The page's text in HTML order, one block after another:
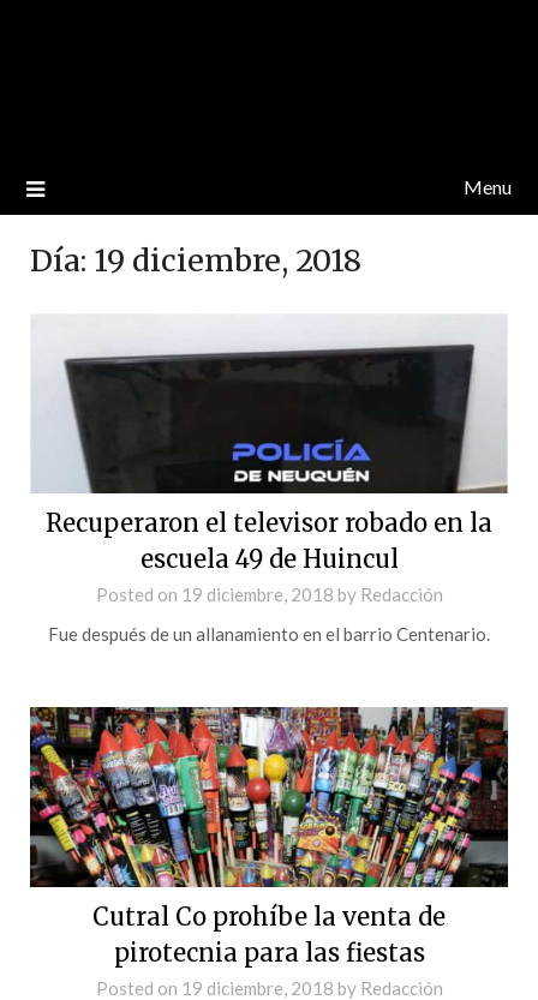
Menu
Día: 19 diciembre, 2018
Recuperaron el televisor robado en la
escuela 49 de Huincul
Posted on 19 diciembre, 2018 by Redacción
Fue después de un allanamiento en el barrio Centenario.
Cutral Co prohíbe la venta de
pirotecnia para las fiestas
Posted on 19 diciembre, 2018 by Redacción